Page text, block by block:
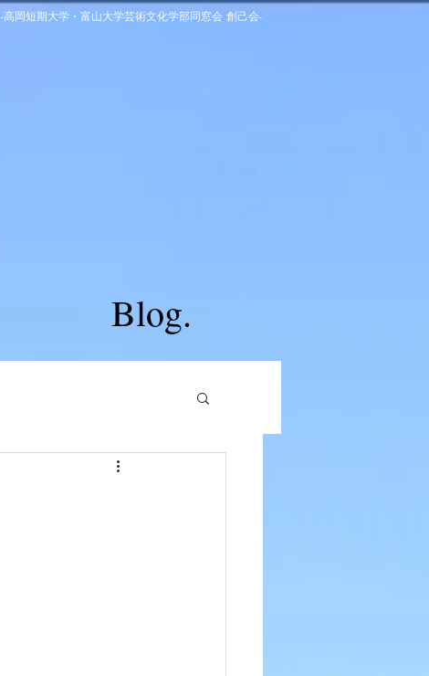
-高岡短期大学・富山大学芸術文化学部同窓会 創己会-
Blog.